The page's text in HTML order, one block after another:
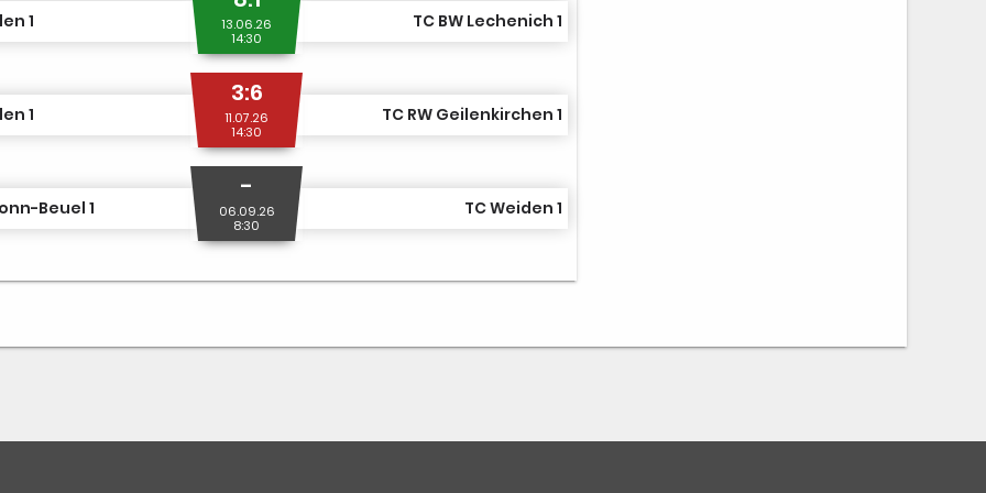
1
13.06.26
14:30
TC BW Lechenich 1
1
3:6
11.07.26
14:30
TC RW Geilenkirchen 1
Beuel 1
-
06.09.26
8:30
TC Weiden 1